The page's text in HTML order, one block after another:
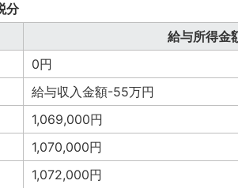
分
給与所得金
0円
給与収入金額-55万円
1,069,000円
1,070,000円
1,072,000円